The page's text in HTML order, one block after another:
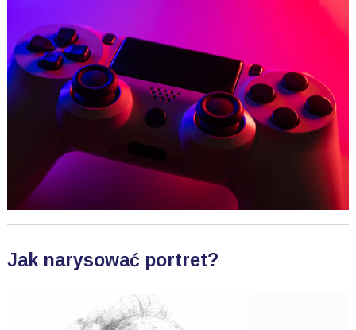
Jak narysować portret?